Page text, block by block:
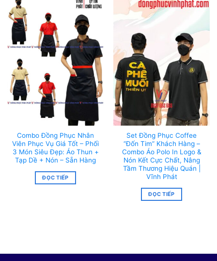
Combo Đồng Phục Nhân
Viên Phục Vụ Giá Tốt – Phối
3 Món Siêu Đẹp: Áo Thun +
Tạp Dề + Nón – Sẵn Hàng
ĐỌC TIẾP
Set Đồng Phục Coffee
“Đốn Tim” Khách Hàng –
Combo Áo Polo In Logo &
Nón Kết Cực Chất, Nâng
Tầm Thương Hiệu Quán |
Vĩnh Phát
ĐỌC TIẾP